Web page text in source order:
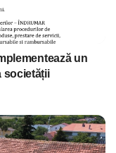
un
societății